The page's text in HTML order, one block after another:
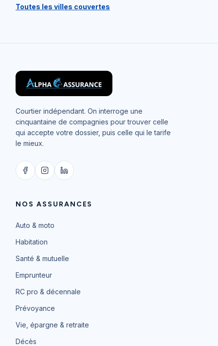
Toutes les villes couvertes
Courtier indépendant. On interroge une
cinquantaine de compagnies pour trouver celle
qui accepte votre dossier, puis celle qui le tarife
le mieux.
NOS ASSURANCES
Auto & moto
Habitation
Santé & mutuelle
Emprunteur
RC pro & décennale
Prévoyance
Vie, épargne & retraite
Décès